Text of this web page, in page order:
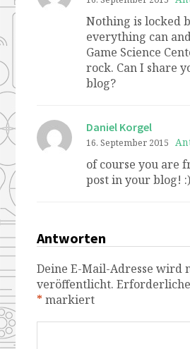
Nothing is locked
everything can
Game Science
rock. Can I share
blog?
Daniel Korgel
16. September 2015
of course you are
post in your blog! :)
Antworten
Deine E-Mail-Adresse wird
veröffentlicht.
* markiert